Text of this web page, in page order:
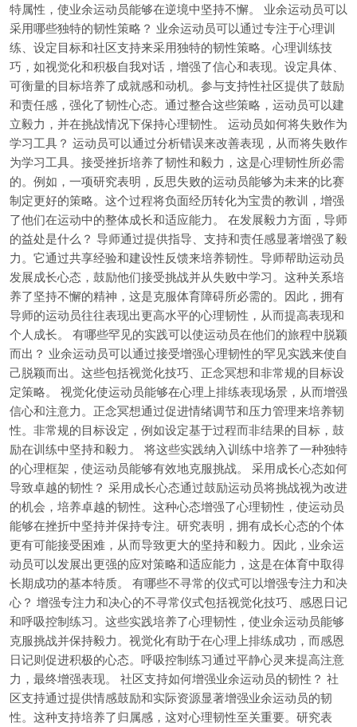
特属性，使业余运动员能够在逆境中坚持不懈。 业余运动员可以
采用哪些独特的韧性策略？ 业余运动员可以通过专注于心理训
练、设定目标和社区支持来采用独特的韧性策略。心理训练技
巧，如视觉化和积极自我对话，增强了信心和表现。设定具体、
可衡量的目标培养了成就感和动机。参与支持性社区提供了鼓励
和责任感，强化了韧性心态。通过整合这些策略，运动员可以建
立毅力，并在挑战情况下保持心理韧性。 运动员如何将失败作为
学习工具？ 运动员可以通过分析错误来改善表现，从而将失败作
为学习工具。接受挫折培养了韧性和毅力，这是心理韧性所必需
的。例如，一项研究表明，反思失败的运动员能够为未来的比赛
制定更好的策略。这个过程将负面经历转化为宝贵的教训，增强
了他们在运动中的整体成长和适应能力。 在发展毅力方面，导师
的益处是什么？ 导师通过提供指导、支持和责任感显著增强了毅
力。它通过共享经验和建设性反馈来培养韧性。导师帮助运动员
发展成长心态，鼓励他们接受挑战并从失败中学习。这种关系培
养了坚持不懈的精神，这是克服体育障碍所必需的。因此，拥有
导师的运动员往往表现出更高水平的心理韧性，从而提高表现和
个人成长。 有哪些罕见的实践可以使运动员在他们的旅程中脱颖
而出？ 业余运动员可以通过接受增强心理韧性的罕见实践来使自
己脱颖而出。这些包括视觉化技巧、正念冥想和非常规的目标设
定策略。 视觉化使运动员能够在心理上排练表现场景，从而增强
信心和注意力。正念冥想通过促进情绪调节和压力管理来培养韧
性。非常规的目标设定，例如设定基于过程而非结果的目标，鼓
励在训练中坚持和毅力。 将这些实践纳入训练中培养了一种独特
的心理框架，使运动员能够有效地克服挑战。 采用成长心态如何
导致卓越的韧性？ 采用成长心态通过鼓励运动员将挑战视为改进
的机会，培养卓越的韧性。这种心态增强了心理韧性，使运动员
能够在挫折中坚持并保持专注。研究表明，拥有成长心态的个体
更有可能接受困难，从而导致更大的坚持和毅力。因此，业余运
动员可以发展出更强的应对策略和适应能力，这是在体育中取得
长期成功的基本特质。 有哪些不寻常的仪式可以增强专注力和决
心？ 增强专注力和决心的不寻常仪式包括视觉化技巧、感恩日记
和呼吸控制练习。这些实践培养了心理韧性，使业余运动员能够
克服挑战并保持毅力。视觉化有助于在心理上排练成功，而感恩
日记则促进积极的心态。呼吸控制练习通过平静心灵来提高注意
力，最终增强表现。 社区支持如何增强业余运动员的韧性？ 社
区支持通过提供情感鼓励和实际资源显著增强业余运动员的韧
性。这种支持培养了归属感，这对心理韧性至关重要。研究表